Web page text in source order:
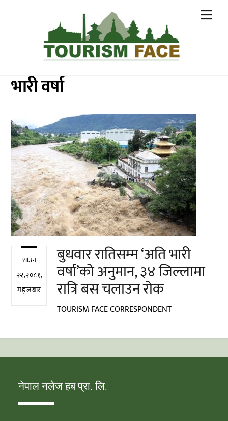
भारी वर्षा
साउन
२२,२०८१,
मङ्लबार
बुधवार रातिसम्म ‘अति भारी
वर्षा’को अनुमान, ३४ जिल्लामा
रात्रि बस चलाउन रोक
TOURISM FACE CORRESPONDENT
नेपाल नलेज हब प्रा. लि.